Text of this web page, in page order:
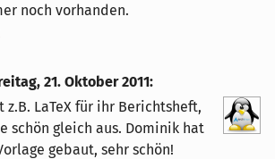
noch vorhanden.
21. Oktober 2011:
z.B. LaTeX für ihr Berichtsheft,
schön gleich aus. Dominik hat
gebaut, sehr schön!